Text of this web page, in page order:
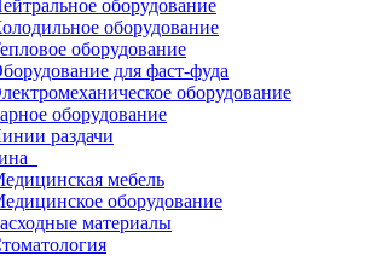
оборудование
оборудование
оборудование
для фаст-фуда
оборудование
оборудование
раздачи
мебель
оборудование
материалы